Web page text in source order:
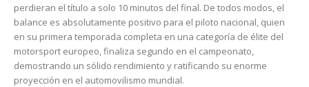
perdieran el título a solo 10 minutos del final. De todos modos, el
balance es absolutamente positivo para el piloto nacional, quien
en su primera temporada completa en una categoría de élite del
motorsport europeo, finaliza segundo en el campeonato,
demostrando un sólido rendimiento y ratificando su enorme
proyección en el automovilismo mundial.